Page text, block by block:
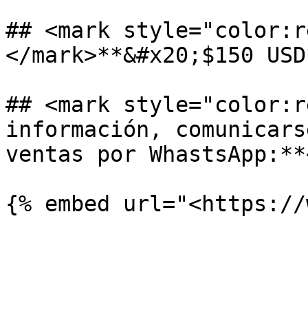
## <mark
</mark>**&#x20;$150
## <mark
información,
ventas por